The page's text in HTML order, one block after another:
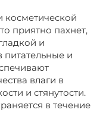
косметической
приятно пахнет,
и
питательные и
влаги в
и стянутости.
в течение